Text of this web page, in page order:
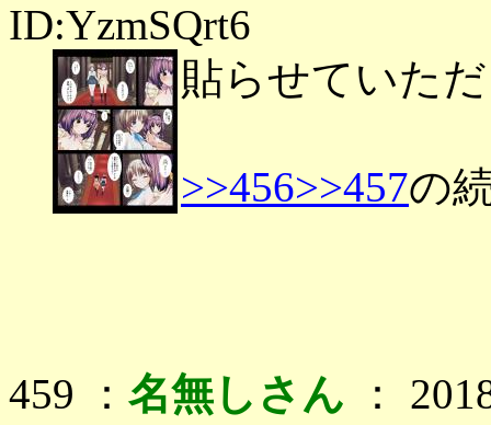
ID:YzmSQrt6
貼らせていた
>>456>>457の
459 ： 名無しさん ：